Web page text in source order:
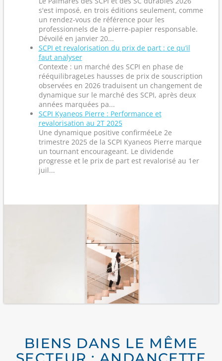
s'est imposé, en trois éditions seulement, comme
un rendez-vous de référence pour les
professionnels de la pierre-papier responsable.
Dévoilé en janvier 20...
SCPI et revalorisation du prix de part : ce qu’il
faut analyser
Contexte : un marché des SCPI en phase de
rééquilibrageLes hausses de prix de souscription
observées en 2026 traduisent un changement de
dynamique sur le marché des SCPI, après deux
années marquées pa...
SCPI Kyaneos Pierre : Performance et
revalorisation au 2T 2025
Une dynamique positive confirméeLe 2e
trimestre 2025 de la SCPI Kyaneos Pierre marque
un tournant encourageant. Le dividende
progresse et le prix de part est revalorisé au 1er
juil...
BIENS DANS LE MÊME